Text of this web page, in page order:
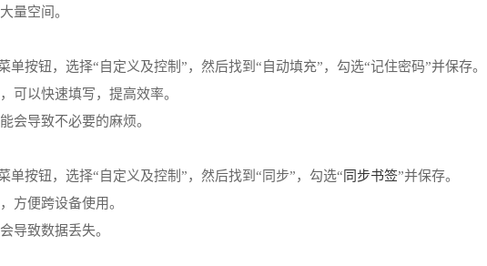
量空间。
单按钮，选择“自定义及控制”，然后找到“自动填充”，勾选“记住密码”并保存。
可以快速填写，提高效率。
会导致不必要的麻烦。
单按钮，选择“自定义及控制”，然后找到“同步”，勾选“同步书签”并保存。
方便跨设备使用。
导致数据丢失。